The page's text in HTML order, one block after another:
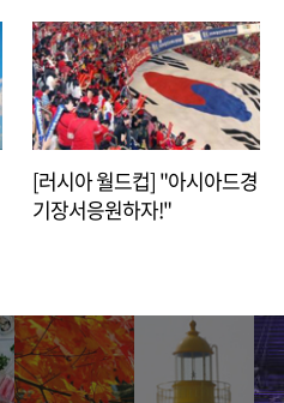
[러시아 월드컵] "아시아드경
기장서응원하자!"